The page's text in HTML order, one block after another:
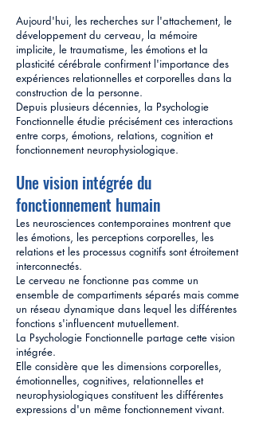
Aujourd'hui, les recherches sur l'attachement, le
développement du cerveau, la mémoire
implicite, le traumatisme, les émotions et la
plasticité cérébrale confirment l'importance des
expériences relationnelles et corporelles dans la
construction de la personne.
Depuis plusieurs décennies, la Psychologie
Fonctionnelle étudie précisément ces interactions
entre corps, émotions, relations, cognition et
fonctionnement neurophysiologique.
Une vision intégrée du
fonctionnement humain
Les neurosciences contemporaines montrent que
les émotions, les perceptions corporelles, les
relations et les processus cognitifs sont étroitement
interconnectés.
Le cerveau ne fonctionne pas comme un
ensemble de compartiments séparés mais comme
un réseau dynamique dans lequel les différentes
fonctions s'influencent mutuellement.
La Psychologie Fonctionnelle partage cette vision
intégrée.
Elle considère que les dimensions corporelles,
émotionnelles, cognitives, relationnelles et
neurophysiologiques constituent les différentes
expressions d'un même fonctionnement vivant.